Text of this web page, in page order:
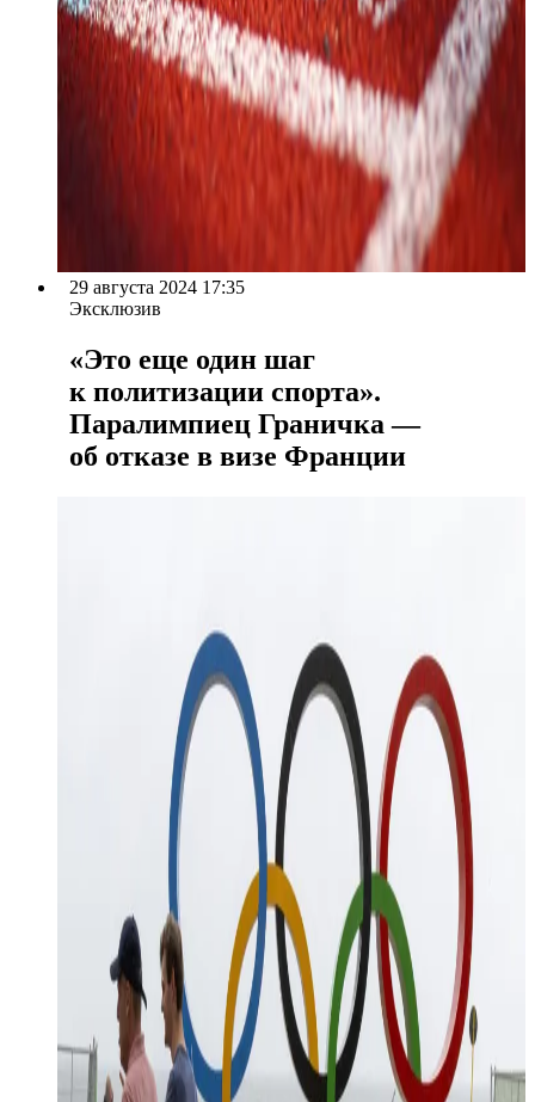
29 августа 2024 17:35
Эксклюзив
«Это еще один шаг
к политизации спорта».
Паралимпиец Граничка —
об отказе в визе Франции